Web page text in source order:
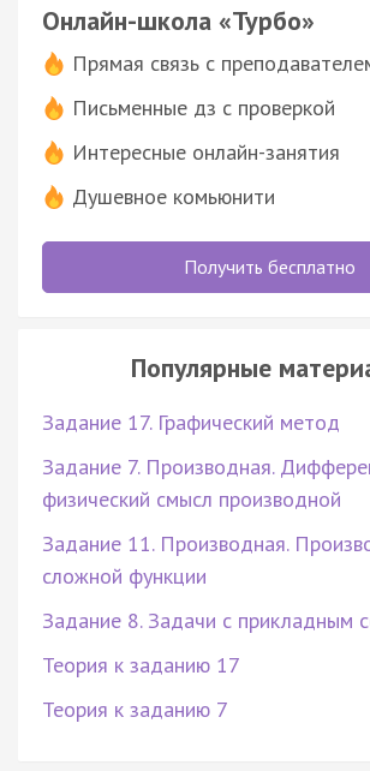
Онлайн-школа «Турбо»
Прямая связь с
Письменные дз с проверкой
Интересные онлайн-занятия
Душевное комьюнити
Получить бесплатно
Популярные
Задание 17. Графический метод
Задание 7. Производная.
физический смысл производной
Задание 11. Производная.
сложной функции
Задание 8. Задачи с прикладным
Теория к заданию 17
Теория к заданию 7